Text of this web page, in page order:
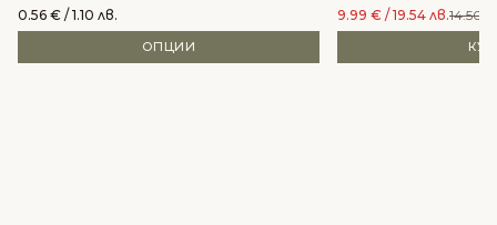
0.56 € / 1.10 лв.
ОПЦИИ
9.99 € / 19.54 лв.14.50